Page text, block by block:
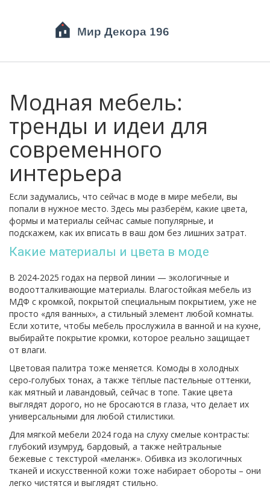
Модная мебель:
тренды и идеи для
современного
интерьера
Если задумались, что сейчас в моде в мире мебели, вы
попали в нужное место. Здесь мы разберём, какие цвета,
формы и материалы сейчас самые популярные, и
подскажем, как их вписать в ваш дом без лишних затрат.
Какие материалы и цвета в моде
В 2024‑2025 годах на первой линии — экологичные и
водоотталкивающие материалы. Влагостойкая мебель из
МДФ с кромкой, покрытой специальным покрытием, уже не
просто «для ванных», а стильный элемент любой комнаты.
Если хотите, чтобы мебель прослужила в ванной и на кухне,
выбирайте покрытие кромки, которое реально защищает
от влаги.
Цветовая палитра тоже меняется. Комоды в холодных
серо‑голубых тонах, а также тёплые пастельные оттенки,
как мятный и лавандовый, сейчас в топе. Такие цвета
выглядят дорого, но не бросаются в глаза, что делает их
универсальными для любой стилистики.
Для мягкой мебели 2024 года на слуху смелые контрасты:
глубокий изумруд, бардовый, а также нейтральные
бежевые с текстурой «меланж». Обивка из экологичных
тканей и искусственной кожи тоже набирает обороты – они
легко чистятся и выглядят стильно.